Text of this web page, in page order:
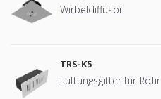
Wirbeldiffusor
TRS-K5
Lüftungsgitter für Rohr